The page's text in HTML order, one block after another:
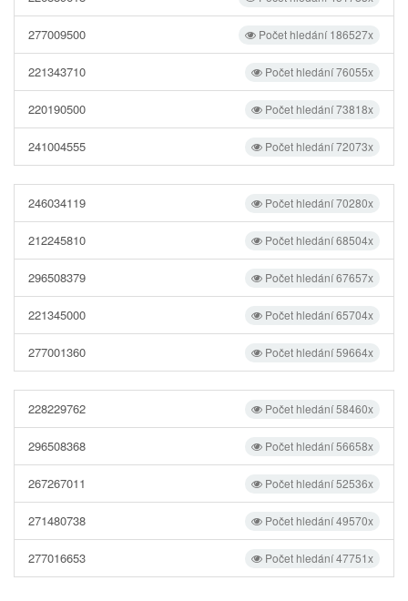
Počet hledání 186527x
277009500
Počet hledání 76055x
221343710
Počet hledání 73818x
220190500
Počet hledání 72073x
241004555
Počet hledání 70280x
246034119
Počet hledání 68504x
212245810
Počet hledání 67657x
296508379
Počet hledání 65704x
221345000
Počet hledání 59664x
277001360
Počet hledání 58460x
228229762
Počet hledání 56658x
296508368
Počet hledání 52536x
267267011
Počet hledání 49570x
271480738
Počet hledání 47751x
277016653